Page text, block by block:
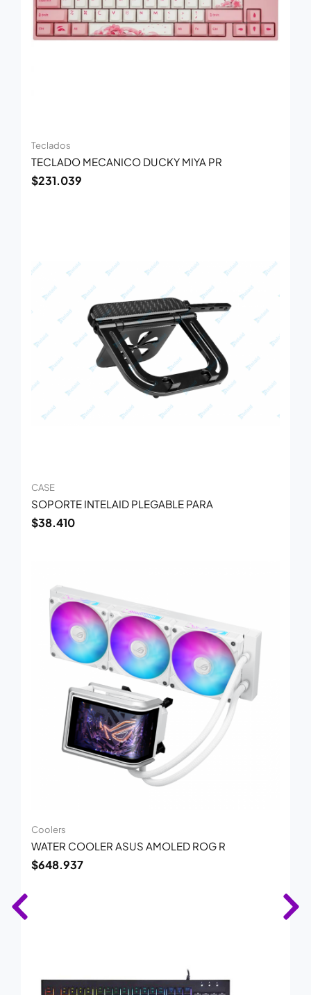
Teclados
TECLADO MECANICO DUCKY MIYA PR
$231.039
CASE
SOPORTE INTELAID PLEGABLE PARA
$38.410
Coolers
WATER COOLER ASUS AMOLED ROG R
$648.937